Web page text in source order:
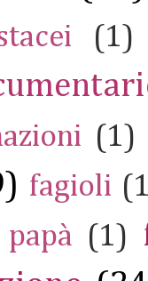
(1)
(1)
fagioli
(1)